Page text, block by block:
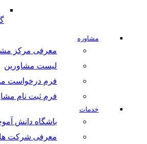
مشاوره
معرفی مرکز
لیست مشاورین
فرم درخواست
فرم ثبت نام
خدمات
باشگاه دانش
معرفی شرکت